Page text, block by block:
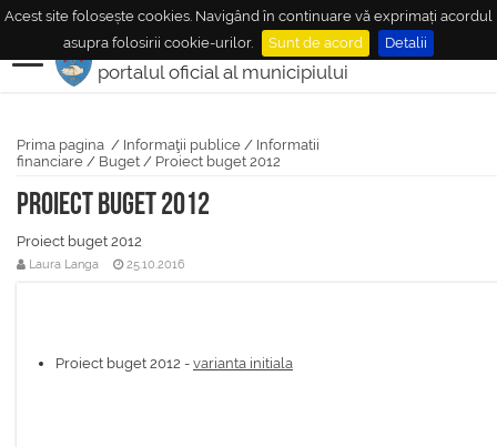
Acest site folosește cookies. Navigând în continuare vă exprimați acordul
asupra folosirii cookie-urilor.
Sunt de acord Detalii
MUNICIPIULMEDIAŞ
portalul oficial al municipiului
Prima pagina / Informaţii publice / Informatii
financiare / Buget / Proiect buget 2012
Proiect buget 2012
Proiect buget 2012
Laura Langa 25.10.2016
Proiect buget 2012 - varianta initiala